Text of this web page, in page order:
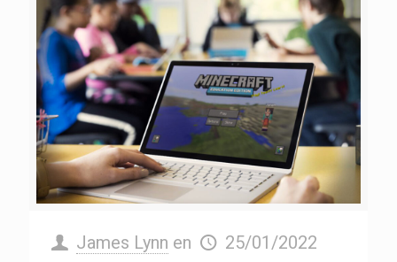
James Lynn en 25/01/2022